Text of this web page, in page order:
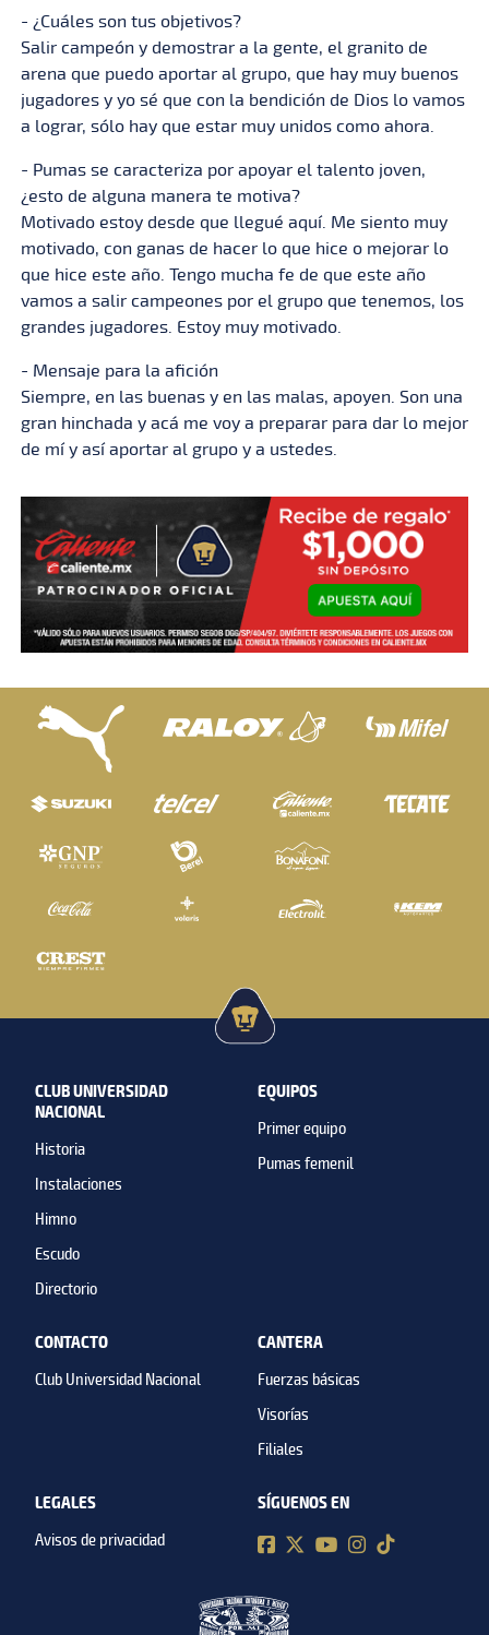
- ¿Cuáles son tus objetivos?
Salir campeón y demostrar a la gente, el granito de
arena que puedo aportar al grupo, que hay muy buenos
jugadores y yo sé que con la bendición de Dios lo vamos
a lograr, sólo hay que estar muy unidos como ahora.
- Pumas se caracteriza por apoyar el talento joven,
¿esto de alguna manera te motiva?
Motivado estoy desde que llegué aquí. Me siento muy
motivado, con ganas de hacer lo que hice o mejorar lo
que hice este año. Tengo mucha fe de que este año
vamos a salir campeones por el grupo que tenemos, los
grandes jugadores. Estoy muy motivado.
- Mensaje para la afición
Siempre, en las buenas y en las malas, apoyen. Son una
gran hinchada y acá me voy a preparar para dar lo mejor
de mí y así aportar al grupo y a ustedes.
CLUB UNIVERSIDAD
NACIONAL
Historia
Instalaciones
Himno
Escudo
Directorio
EQUIPOS
Primer equipo
Pumas femenil
CONTACTO
Club Universidad Nacional
CANTERA
Fuerzas básicas
Visorías
Filiales
LEGALES
Avisos de privacidad
SÍGUENOS EN